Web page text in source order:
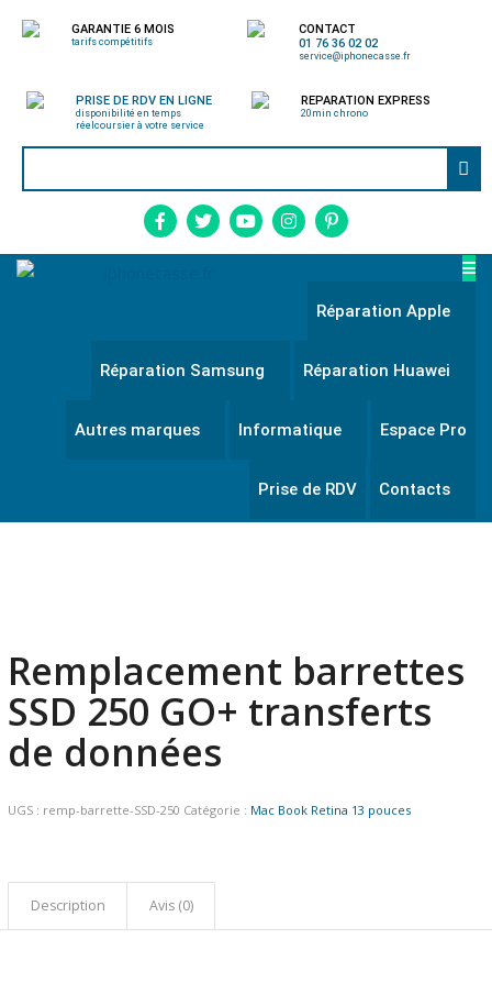
GARANTIE 6 MOIS
tarifs compétitifs
CONTACT
01 76 36 02 02
service@iphonecasse.fr
PRISE DE RDV EN LIGNE
disponibilité en temps
réelcoursier à votre service
REPARATION EXPRESS
20min chrono
Réparation Apple
Réparation Samsung Réparation Huawei
Autres marques Informatique Espace Pro
Prise de RDV Contacts
Remplacement barrettes
SSD 250 GO+ transferts
de données
UGS : remp-barrette-SSD-250 Catégorie : Mac Book Retina 13 pouces
Description Avis (0)